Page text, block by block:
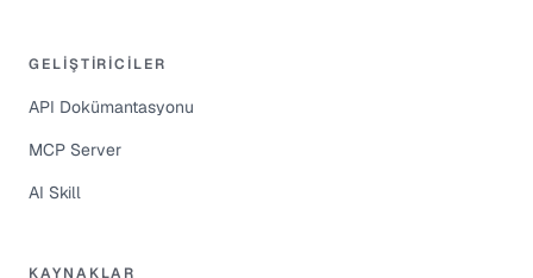
GELIŞTIRICILER
API Dokümantasyonu
MCP Server
AI Skill
KAYNAKLAR